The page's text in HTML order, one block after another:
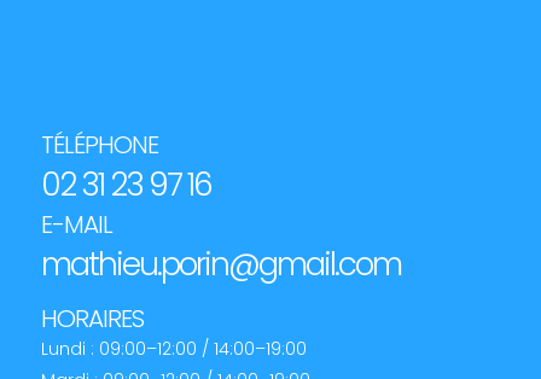
TÉLÉPHONE
02 31 23 97 16
E-MAIL
mathieu.porin@gmail.com
HORAIRES
Lundi : 09:00–12:00 / 14:00–19:00